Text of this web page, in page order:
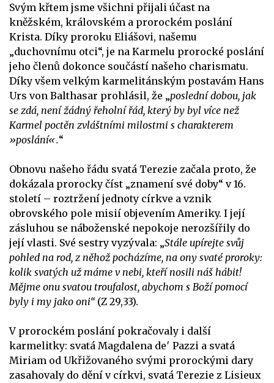
Svým křtem jsme všichni přijali účast na
kněžském, královském a prorockém poslání
Krista. Díky proroku Eliášovi, našemu
„duchovnímu otci“, je na Karmelu prorocké poslání
jeho členů dokonce součástí našeho charismatu.
Díky všem velkým karmelitánským postavám Hans
Urs von Balthasar prohlásil, že „poslední dobou, jak
se zdá, není žádný řeholní řád, který by byl více než
Karmel poctěn zvláštními milostmi s charakterem
»poslání«.“
Obnovu našeho řádu svatá Terezie začala proto, že
dokázala prorocky číst „znamení své doby“ v 16.
století – roztržení jednoty církve a vznik
obrovského pole misií objevením Ameriky. I její
zásluhou se náboženské nepokoje nerozšířily do
její vlasti. Své sestry vyzývala: „Stále upírejte svůj
pohled na rod, z něhož pocházíme, na ony svaté proroky:
kolik svatých už máme v nebi, kteří nosili náš hábit!
Mějme onu svatou troufalost, abychom s Boží pomocí
byly i my jako oni“ (Z 29,33).
V prorockém poslání pokračovaly i další
karmelitky: svatá Magdalena de′ Pazzi a svatá
Miriam od Ukřižovaného svými prorockými dary
zasahovaly do dění v církvi, svatá Terezie z Lisieux